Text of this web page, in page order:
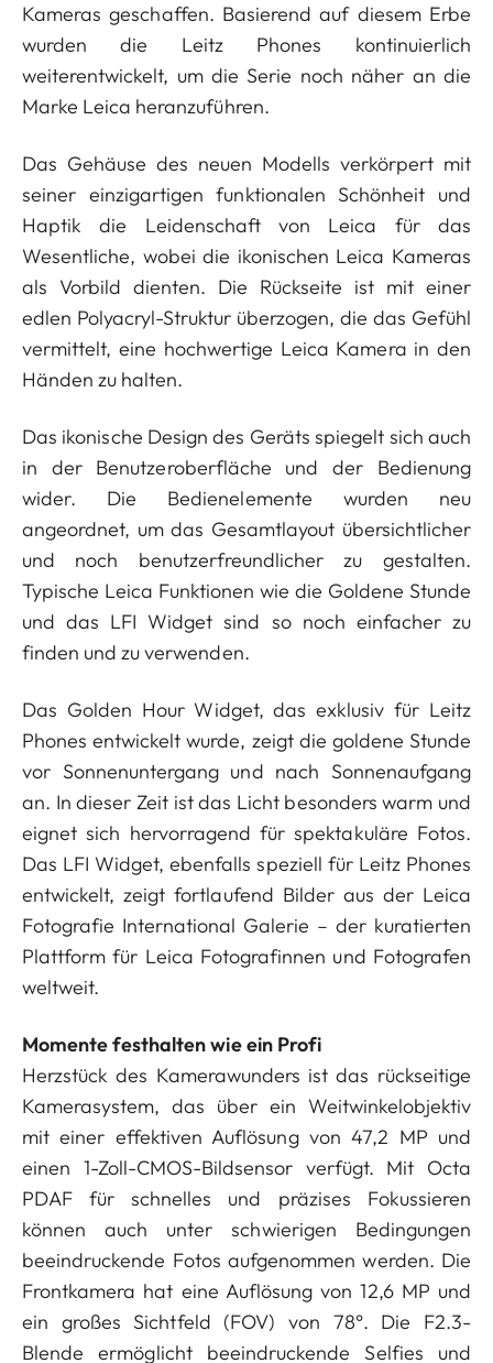
Kameras geschaffen. Basierend auf diesem Erbe
wurden die Leitz Phones kontinuierlich
weiterentwickelt, um die Serie noch näher an die
Marke Leica heranzuführen.
Das Gehäuse des neuen Modells verkörpert mit
seiner einzigartigen funktionalen Schönheit und
Haptik die Leidenschaft von Leica für das
Wesentliche, wobei die ikonischen Leica Kameras
als Vorbild dienten. Die Rückseite ist mit einer
edlen Polyacryl-Struktur überzogen, die das Gefühl
vermittelt, eine hochwertige Leica Kamera in den
Händen zu halten.
Das ikonische Design des Geräts spiegelt sich auch
in der Benutzeroberfläche und der Bedienung
wider. Die Bedienelemente wurden neu
angeordnet, um das Gesamtlayout übersichtlicher
und noch benutzerfreundlicher zu gestalten.
Typische Leica Funktionen wie die Goldene Stunde
und das LFI Widget sind so noch einfacher zu
finden und zu verwenden.
Das Golden Hour Widget, das exklusiv für Leitz
Phones entwickelt wurde, zeigt die goldene Stunde
vor Sonnenuntergang und nach Sonnenaufgang
an. In dieser Zeit ist das Licht besonders warm und
eignet sich hervorragend für spektakuläre Fotos.
Das LFI Widget, ebenfalls speziell für Leitz Phones
entwickelt, zeigt fortlaufend Bilder aus der Leica
Fotografie International Galerie – der kuratierten
Plattform für Leica Fotografinnen und Fotografen
weltweit.
Momente festhalten wie ein Profi
Herzstück des Kamerawunders ist das rückseitige
Kamerasystem, das über ein Weitwinkelobjektiv
mit einer effektiven Auflösung von 47,2 MP und
einen 1-Zoll-CMOS-Bildsensor verfügt. Mit Octa
PDAF für schnelles und präzises Fokussieren
können auch unter schwierigen Bedingungen
beeindruckende Fotos aufgenommen werden. Die
Frontkamera hat eine Auflösung von 12,6 MP und
ein großes Sichtfeld (FOV) von 78°. Die F2.3-
Blende ermöglicht beeindruckende Selfies und